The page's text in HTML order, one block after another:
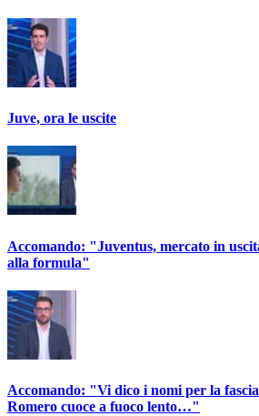
Juve, ora le uscite
Accomando: "Juventus, mercato in
alla formula"
Accomando: "Vi dico i nomi per la
Romero cuoce a fuoco lento…"